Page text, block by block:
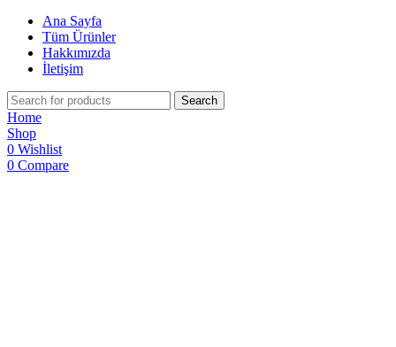
Ana Sayfa
Tüm Ürünler
Hakkımızda
İletişim
Search
Home
Shop
0 Wishlist
0 Compare